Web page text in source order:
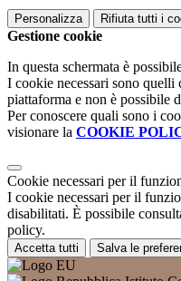
Personalizza Rifiuta tutti i
Gestione cookie
In questa schermata è
I cookie necessari sono
piattaforma e non è possibile
Per conoscere quali sono i
visionare la COOKIE
Cookie necessari per il
I cookie necessari per il
disabilitati. È possibile
policy.
Accetta tutti Salva le